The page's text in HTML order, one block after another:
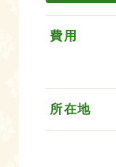
費用
所在地